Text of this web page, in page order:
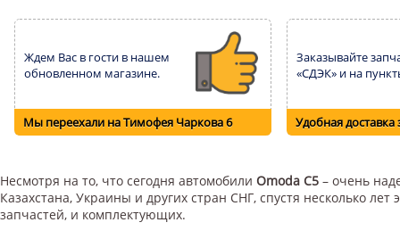
Ждем Вас в гости в нашем
обновленном магазине.
Мы переехали на Тимофея Чаркова 6
Заказывайте
«СДЭК» и на
Удобная доставка
Несмотря на то, что сегодня автомобили Omoda C5 – очень
Казахстана, Украины и других стран СНГ, спустя несколько
запчастей, и комплектующих.